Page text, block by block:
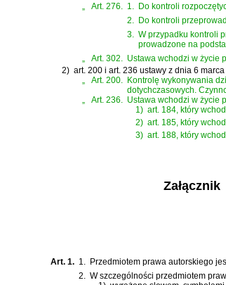
Art. 276. 1.
Do kontroli
2.
Do kontroli
3.
W przypadku kontroli
prowadzone na
Art. 302. Ustawa wchodzi w życie
2) art. 200 i art. 236 ustawy z dnia 6
„
Art. 200. Kontrolę wykonywania
dotychczasowych.
„
Art. 236. Ustawa wchodzi w życie
1) art. 184, który
2) art. 185, który
3) art. 188, który
Załącznik
Art. 1. 1. Przedmiotem prawa autorskiego
2. W szczególności przedmiotem